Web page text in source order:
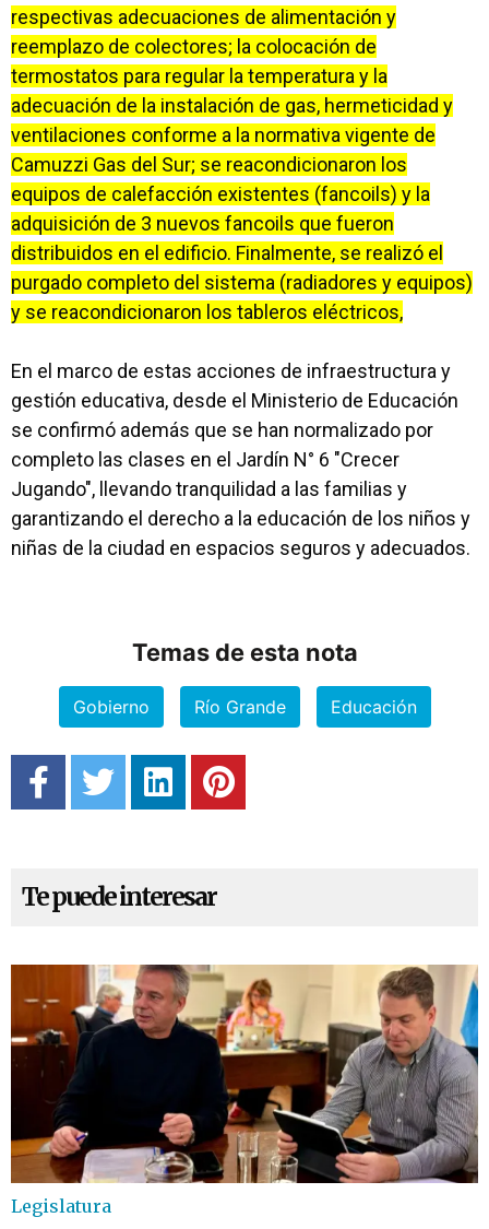
respectivas adecuaciones de alimentación y
reemplazo de colectores; la colocación de
termostatos para regular la temperatura y la
adecuación de la instalación de gas, hermeticidad y
ventilaciones conforme a la normativa vigente de
Camuzzi Gas del Sur; se reacondicionaron los
equipos de calefacción existentes (fancoils) y la
adquisición de 3 nuevos fancoils que fueron
distribuidos en el edificio. Finalmente, se realizó el
purgado completo del sistema (radiadores y equipos)
y se reacondicionaron los tableros eléctricos,
En el marco de estas acciones de infraestructura y
gestión educativa, desde el Ministerio de Educación
se confirmó además que se han normalizado por
completo las clases en el Jardín N° 6 "Crecer
Jugando", llevando tranquilidad a las familias y
garantizando el derecho a la educación de los niños y
niñas de la ciudad en espacios seguros y adecuados.
Temas de esta nota
Gobierno Río Grande Educación
Te puede interesar
Legislatura